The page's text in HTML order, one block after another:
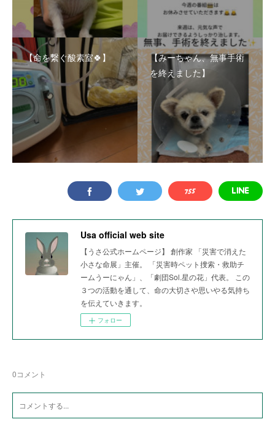
【命を繋ぐ酸素室🍀】
【みーちゃん、無事手術
を終えました】
Usa official web site
【うさ公式ホームページ】 創作家 「災害で消えた
小さな命展」主催。 「災害時ペット捜索・救助チ
ームうーにゃん」、「劇団Sol.星の花」代表。 この
３つの活動を通して、命の大切さや思いやる気持ち
を伝えていきます。
フォロー
0コメント